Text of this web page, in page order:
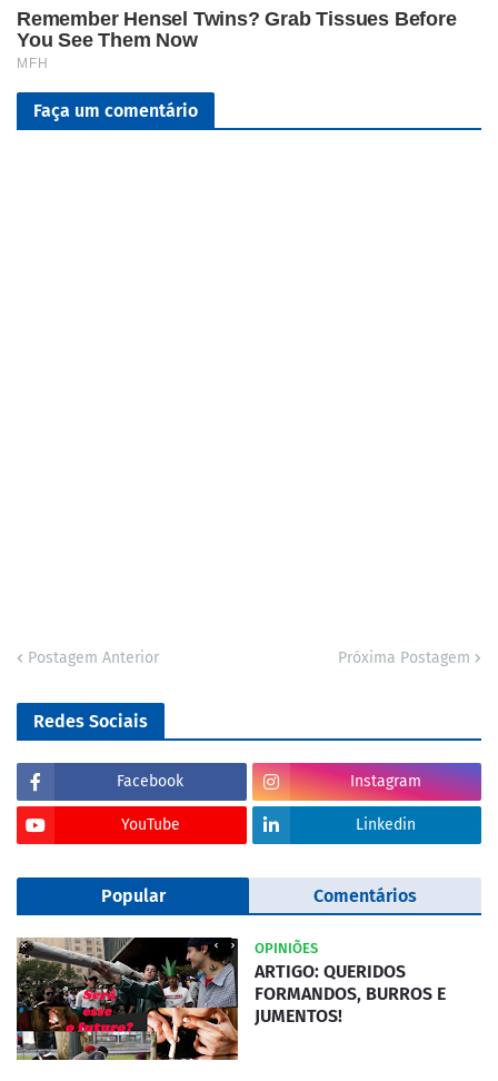
Faça um comentário
Postagem Anterior Próxima Postagem
Redes Sociais
Facebook Instagram
YouTube Linkedin
Popular Comentários
OPINIÕES
ARTIGO: QUERIDOS
FORMANDOS, BURROS E
JUMENTOS!